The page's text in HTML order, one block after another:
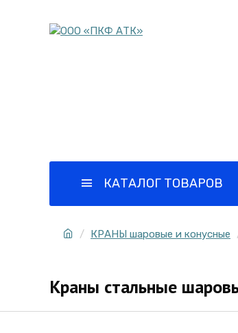
КАТАЛОГ ТОВАРОВ
КРАНЫ шаровые и конусные
Краны стальные